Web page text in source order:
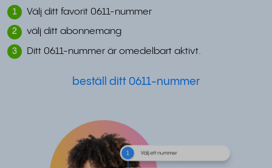
1 Välj ditt favorit 0611-nummer
2 välj ditt abonnemang
3 Ditt 0611-nummer är omedelbart aktivt.
beställ ditt 0611-nummer